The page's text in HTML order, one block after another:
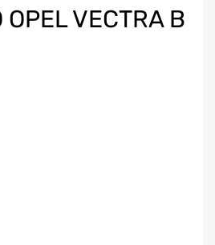
OPEL VECTRA B